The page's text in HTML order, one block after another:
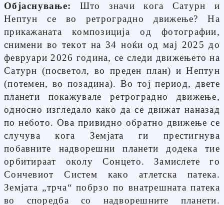
Објаснување: Што значи кога Сатурн и
Нептун се во ретроградно движење? На
прикажаната композиција од фотографии,
снимени во текот на 34 ноќи од мај 2025 до
февруари 2026 година, се следи движењето на
Сатурн (посветол, во преден план) и Нептун
(потемен, во позадина). Во тој период, двете
планети покажувале ретроградно движење,
односно изгледало како да се движат наназад
по небото. Ова привидно обратно движење се
случува кога Земјата ги престигнува
побавните надворешни планети додека тие
орбитираат околу Сонцето. Замислете го
Сончевиот Систем како атлетска патека.
Земјата „трча“ побрзо по внатрешната патека
во споредба со надворешните планети.